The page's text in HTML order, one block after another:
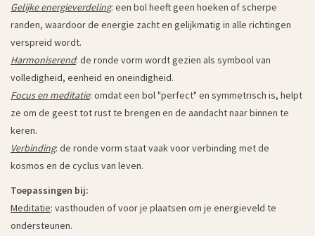
Gelijke energieverdeling: een bol heeft geen hoeken of scherpe
randen, waardoor de energie zacht en gelijkmatig in alle richtingen
verspreid wordt.
Harmoniserend: de ronde vorm wordt gezien als symbool van
volledigheid, eenheid en oneindigheid.
Focus en meditatie: omdat een bol "perfect" en symmetrisch is, helpt
ze om de geest tot rust te brengen en de aandacht naar binnen te
keren.
Verbinding: de ronde vorm staat vaak voor verbinding met de
kosmos en de cyclus van leven.
Toepassingen bij:
Meditatie: vasthouden of voor je plaatsen om je energieveld te
ondersteunen.